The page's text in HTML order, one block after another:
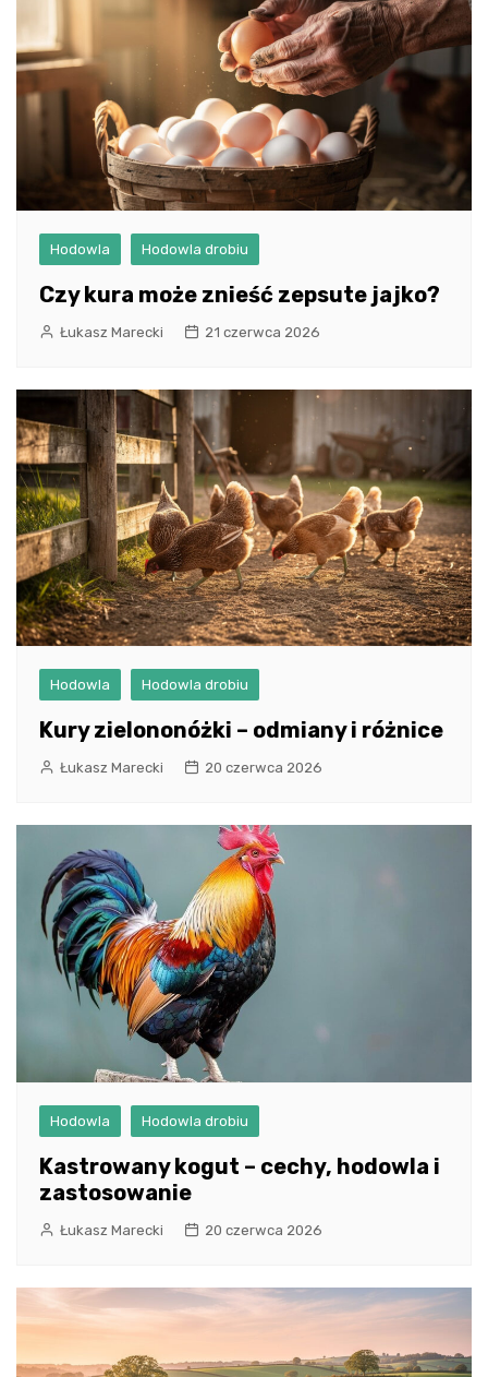
Hodowla Hodowla drobiu
Czy kura może znieść zepsute jajko?
Łukasz Marecki 21 czerwca 2026
Hodowla Hodowla drobiu
Kury zielononóżki – odmiany i różnice
Łukasz Marecki 20 czerwca 2026
Hodowla Hodowla drobiu
Kastrowany kogut – cechy, hodowla i
zastosowanie
Łukasz Marecki 20 czerwca 2026